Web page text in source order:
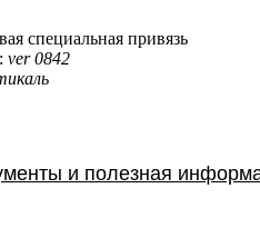
специальная привязь
ver 0842
и полезная